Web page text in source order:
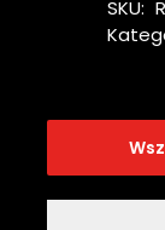
SKU: